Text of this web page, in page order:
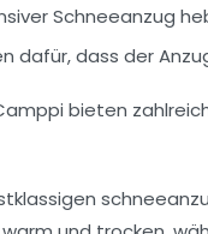
Schneeanzug
dafür, dass der
bieten